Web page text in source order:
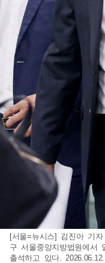
[서울=뉴시스] 김진아 기
구 서울중앙지방법원에서
출석하고 있다. 2026.06.12.